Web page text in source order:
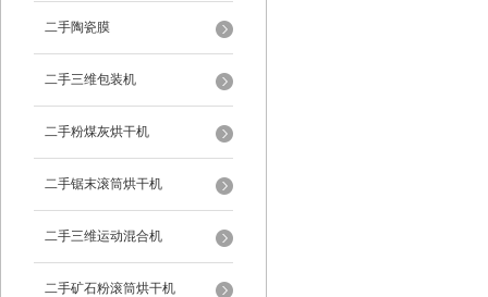
二手陶瓷膜
二手三维包装机
二手粉煤灰烘干机
二手锯末滚筒烘干机
二手三维运动混合机
二手矿石粉滚筒烘干机